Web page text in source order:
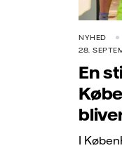
NYHED
28.
En
I